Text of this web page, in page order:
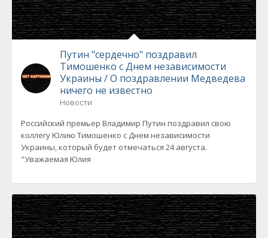
Путин "сердечно" поздравил
Тимошенко с Днем независимости
Украины / О поздравлении Медведева
ничего не известно
Новости
Российский премьер Владимир Путин поздравил свою
коллегу Юлию Тимошенко с Днем независимости
Украины, который будет отмечаться 24 августа.
"Уважаемая Юлия